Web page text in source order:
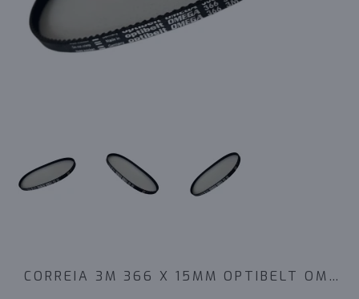
CORREIA 3M 366 X 15MM OPTIBELT OMEGA